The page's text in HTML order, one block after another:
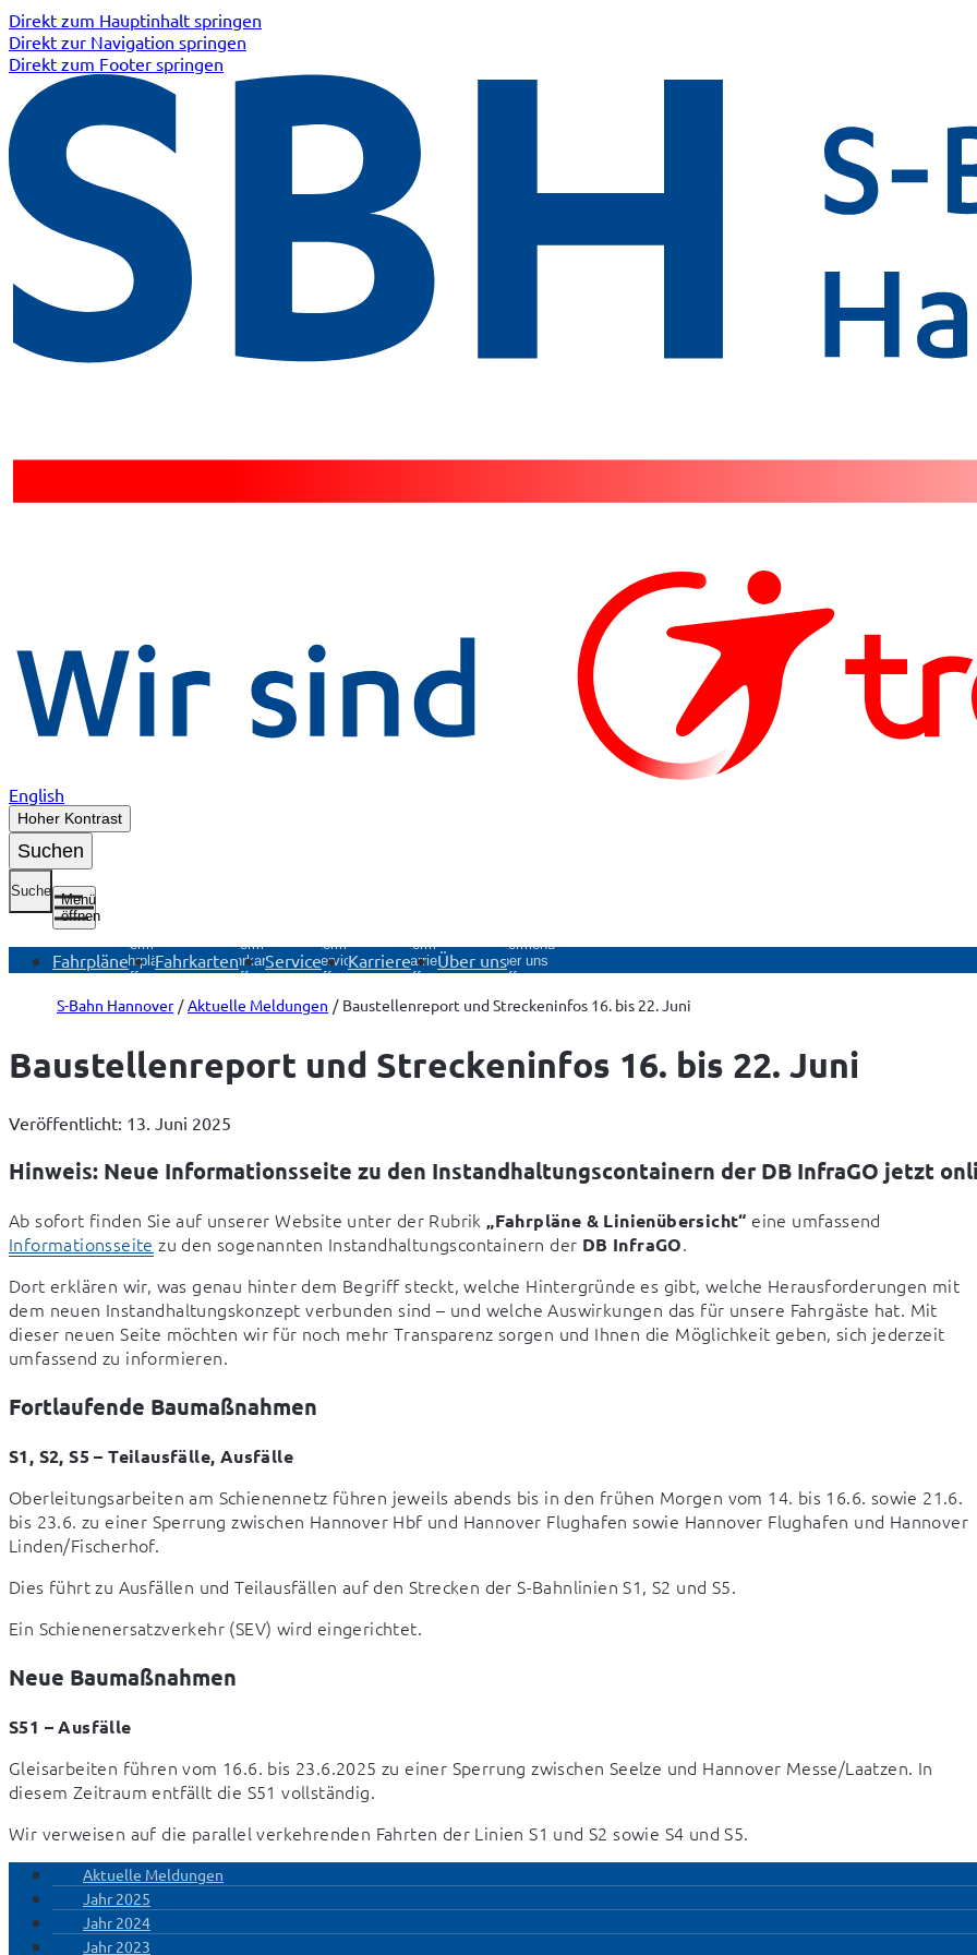
Direkt zum Hauptinhalt springen
Direkt zur Navigation springen
Direkt zum Footer springen
English
Hoher Kontrast
Suchen
Suche
Menü
öffnen
Fahrpläne
Untermenü
Fahrpläne
öffnen
Fahrkarten
Untermenü
Fahrkarten
öffnen
Service
Untermenü
Service
öffnen
Karriere
Untermenü
Karriere
öffnen
Über uns
Untermenü
Über uns
öffnen
S-Bahn Hannover Aktuelle Meldungen Baustellenreport und Streckeninfos 16. bis 22. Juni
Baustellenreport und Streckeninfos 16. bis 22. Juni
Veröffentlicht: 13. Juni 2025
Hinweis: Neue Informationsseite zu den Instandhaltungscontainern der DB InfraGO jetzt
Ab sofort finden Sie auf unserer Website unter der Rubrik „Fahrpläne & Linienübersicht“
Informationsseite zu den sogenannten Instandhaltungscontainern der DB InfraGO.
Dort erklären wir, was genau hinter dem Begriff steckt, welche Hintergründe es gibt, welche Herausforderungen mit
dem neuen Instandhaltungskonzept verbunden sind – und welche Auswirkungen das für unsere Fahrgäste hat. Mit
dieser neuen Seite möchten wir für noch mehr Transparenz sorgen und Ihnen die Möglichkeit geben, sich jederzeit
umfassend zu informieren.
Fortlaufende Baumaßnahmen
S1, S2, S5 – Teilausfälle, Ausfälle
Oberleitungsarbeiten am Schienennetz führen jeweils abends bis in den frühen Morgen vom 14. bis 16.6. sowie 21.6.
bis 23.6. zu einer Sperrung zwischen Hannover Hbf und Hannover Flughafen sowie Hannover Flughafen und Hannover
Linden/Fischerhof.
Dies führt zu Ausfällen und Teilausfällen auf den Strecken der S-Bahnlinien S1, S2 und S5.
Ein Schienenersatzverkehr (SEV) wird eingerichtet.
Neue Baumaßnahmen
S51 – Ausfälle
Gleisarbeiten führen vom 16.6. bis 23.6.2025 zu einer Sperrung zwischen Seelze und Hannover Messe/Laatzen. In
diesem Zeitraum entfällt die S51 vollständig.
Wir verweisen auf die parallel verkehrenden Fahrten der Linien S1 und S2 sowie S4 und S5.
Aktuelle Meldungen
Jahr 2025
Jahr 2024
Jahr 2023